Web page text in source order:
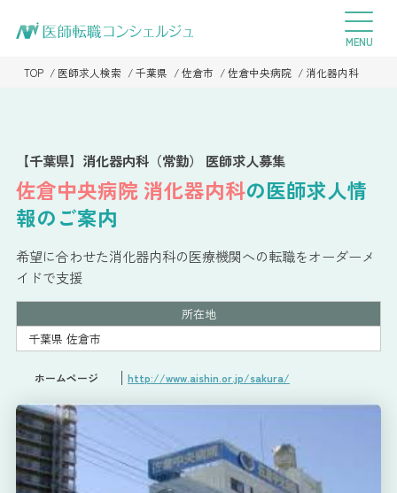
TOP 医師求人検索 千葉県 佐倉市 佐倉中央病院 消化器内科
【千葉県】消化器内科（常勤） 医師求人募集
佐倉中央病院 消化器内科の医師求人情
報のご案内
希望に合わせた消化器内科の医療機関への転職をオーダーメ
イドで支援
所在地
千葉県 佐倉市
ホームページ http://www.aishin.or.jp/sakura/